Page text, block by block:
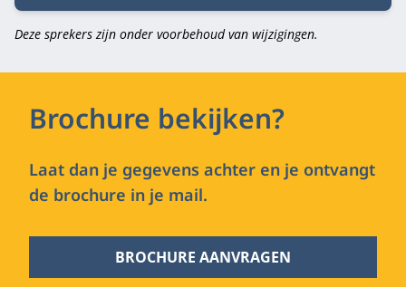
Deze sprekers zijn onder voorbehoud van wijzigingen.
Brochure bekijken?
Laat dan je gegevens achter en je ontvangt
de brochure in je mail.
BROCHURE AANVRAGEN